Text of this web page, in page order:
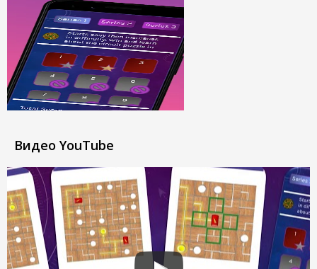
Видео YouTube